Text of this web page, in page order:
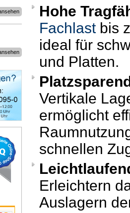
Hohe
Fachlastbis
ideal für
und Platten.
Vertikale
ermöglicht
schnellen
Erleichtern
Auslagern